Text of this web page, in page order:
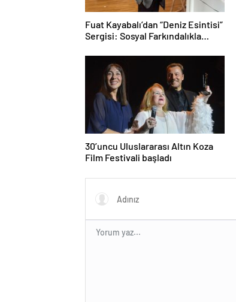
Fuat Kayabalı’dan “Deniz Esintisi”
Sergisi: Sosyal Farkındalıkla
30’uncu Uluslararası Altın Koza
Film Festivali başladı